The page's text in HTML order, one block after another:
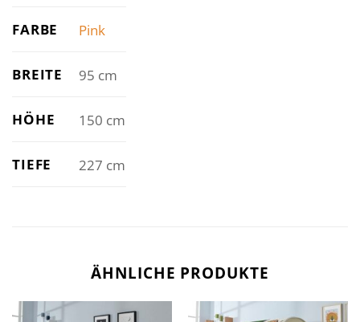
FARBE Pink
BREITE 95 cm
HÖHE 150 cm
TIEFE 227 cm
ÄHNLICHE PRODUKTE